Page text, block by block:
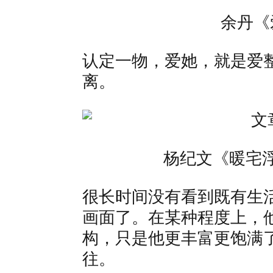
余丹
认定一物，爱她，就是爱
离。
杨纪文《暖宅
很长时间没有看到既有生
画面了。在某种程度上，
构，只是他更丰富更饱满
往。